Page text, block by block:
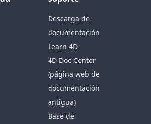
Descarga de
documentación
Learn 4D
4D Doc Center
(página web de
documentación
antigua)
Base de